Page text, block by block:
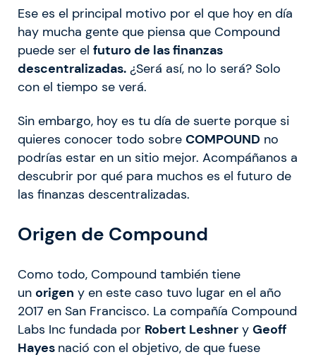
Ese es el principal motivo por el que hoy en día
hay mucha gente que piensa que Compound
puede ser el futuro de las finanzas
descentralizadas. ¿Será así, no lo será? Solo
con el tiempo se verá.
Sin embargo, hoy es tu día de suerte porque si
quieres conocer todo sobre COMPOUND no
podrías estar en un sitio mejor. Acompáñanos a
descubrir por qué para muchos es el futuro de
las finanzas descentralizadas.
Origen de Compound
Como todo, Compound también tiene
un origen y en este caso tuvo lugar en el año
2017 en San Francisco. La compañía Compound
Labs Inc fundada por Robert Leshner y Geoff
Hayes nació con el objetivo, de que fuese